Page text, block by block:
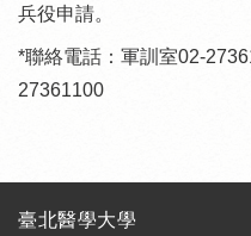
兵役申請。
*聯絡電話：軍訓室02-
27361100
臺北醫學大學